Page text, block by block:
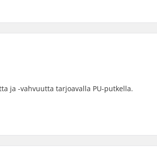
ja -vahvuutta tarjoavalla PU-putkella.